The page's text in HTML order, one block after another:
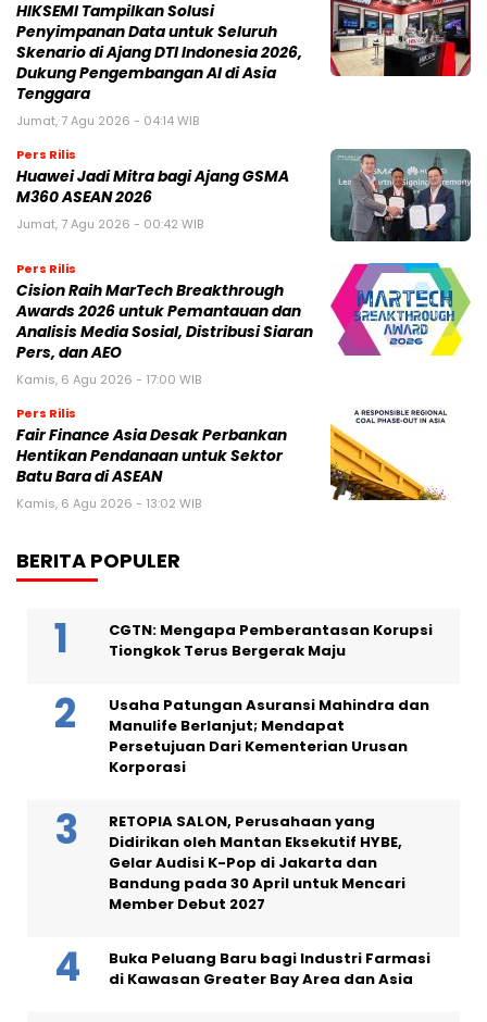
HIKSEMI Tampilkan Solusi
Penyimpanan Data untuk Seluruh
Skenario di Ajang DTI Indonesia 2026,
Dukung Pengembangan AI di Asia
Tenggara
Jumat, 7 Agu 2026 - 04:14 WIB
Pers Rilis
Huawei Jadi Mitra bagi Ajang GSMA
M360 ASEAN 2026
Jumat, 7 Agu 2026 - 00:42 WIB
Pers Rilis
Cision Raih MarTech Breakthrough
Awards 2026 untuk Pemantauan dan
Analisis Media Sosial, Distribusi Siaran
Pers, dan AEO
Kamis, 6 Agu 2026 - 17:00 WIB
Pers Rilis
Fair Finance Asia Desak Perbankan
Hentikan Pendanaan untuk Sektor
Batu Bara di ASEAN
Kamis, 6 Agu 2026 - 13:02 WIB
BERITA POPULER
CGTN: Mengapa Pemberantasan Korupsi
Tiongkok Terus Bergerak Maju
Usaha Patungan Asuransi Mahindra dan
Manulife Berlanjut; Mendapat
Persetujuan Dari Kementerian Urusan
Korporasi
RETOPIA SALON, Perusahaan yang
Didirikan oleh Mantan Eksekutif HYBE,
Gelar Audisi K-Pop di Jakarta dan
Bandung pada 30 April untuk Mencari
Member Debut 2027
Buka Peluang Baru bagi Industri Farmasi
di Kawasan Greater Bay Area dan Asia